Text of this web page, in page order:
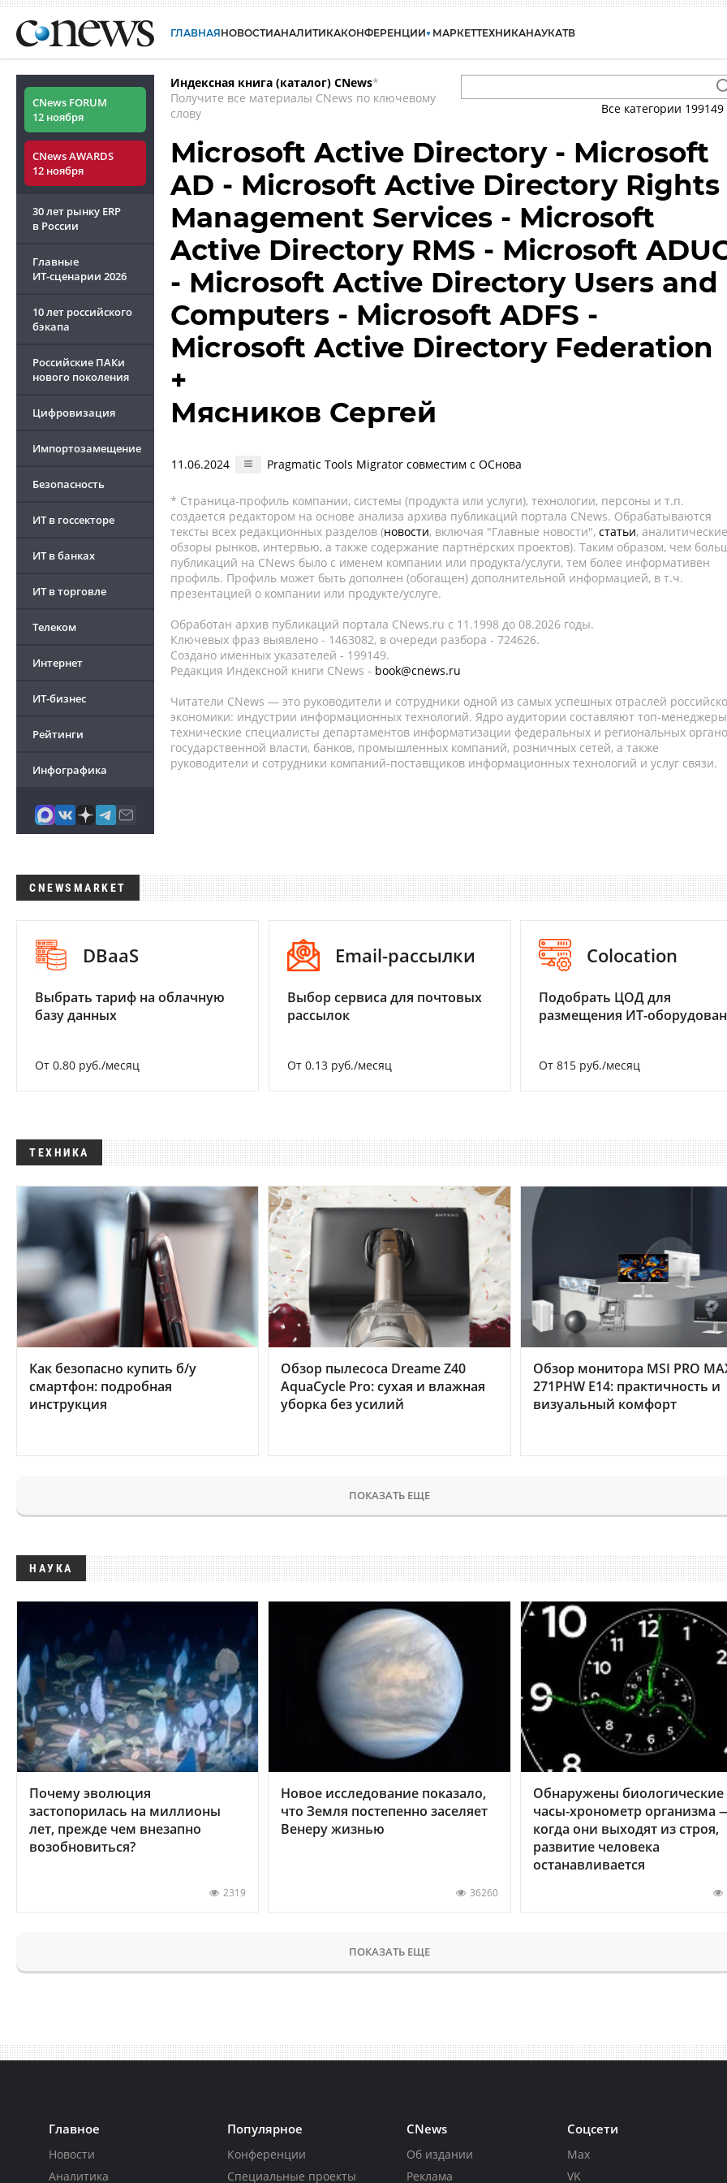
ГЛАВНАЯНОВОСТИАНАЛИТИКАКОНФЕРЕНЦИИ МАРКЕТТЕХНИКАНАУКАТВ
CNews FORUM
12 ноября
CNews AWARDS
12 ноября
30 лет рынку ERP
в России
Главные
ИТ-сценарии 2026
10 лет российского
бэкапа
Российские ПАКи
нового поколения
Цифровизация
Импортозамещение
Безопасность
ИТ в госсекторе
ИТ в банках
ИТ в торговле
Телеком
Интернет
ИТ-бизнес
Рейтинги
Инфографика
Индексная книга (каталог) CNews*
Получите все материалы CNews по ключевому
слову
Все категории 199149
Microsoft Active Directory - Microsoft
AD - Microsoft Active Directory Rights
Management Services - Microsoft
Active Directory RMS - Microsoft
- Microsoft Active Directory Users and
Computers - Microsoft ADFS -
Microsoft Active Directory Federation
+
Мясников Сергей
11.06.2024 Pragmatic Tools Migrator совместим с ОСнова
* Страница-профиль компании, системы (продукта или услуги), технологии, персоны и т.п.
создается редактором на основе анализа архива публикаций портала CNews. Обрабатываются
тексты всех редакционных разделов (новости, включая "Главные новости", статьи, аналитические
обзоры рынков, интервью, а также содержание партнёрских проектов). Таким образом, чем
публикаций на CNews было с именем компании или продукта/услуги, тем более информативен
профиль. Профиль может быть дополнен (обогащен) дополнительной информацией, в т.ч.
презентацией о компании или продукте/услуге.
Обработан архив публикаций портала CNews.ru c 11.1998 до 08.2026 годы.
Ключевых фраз выявлено - 1463082, в очереди разбора - 724626.
Создано именных указателей - 199149.
Редакция Индексной книги CNews - book@cnews.ru
Читатели CNews — это руководители и сотрудники одной из самых успешных отраслей
экономики: индустрии информационных технологий. Ядро аудитории составляют топ-
технические специалисты департаментов информатизации федеральных и региональных
государственной власти, банков, промышленных компаний, розничных сетей, а также
руководители и сотрудники компаний-поставщиков информационных технологий и услуг связи.
CNEWSMARKET
DBaaS
Выбрать тариф на облачную
базу данных
От 0.80 руб./месяц
Email-рассылки
Выбор сервиса для почтовых
рассылок
От 0.13 руб./месяц
Colocation
Подобрать ЦОД для
размещения ИТ-
От 815 руб./месяц
ТЕХНИКА
Как безопасно купить б/у
смартфон: подробная
инструкция
Обзор пылесоса Dreame Z40
AquaCycle Pro: сухая и влажная
уборка без усилий
Обзор монитора MSI PRO
271PHW E14: практичность и
визуальный комфорт
ПОКАЗАТЬ ЕЩЕ
НАУКА
Почему эволюция
застопорилась на миллионы
лет, прежде чем внезапно
возобновиться?
2319
Новое исследование показало,
что Земля постепенно заселяет
Венеру жизнью
36260
Обнаружены биологические
часы-хронометр организма
когда они выходят из строя,
развитие человека
останавливается
ПОКАЗАТЬ ЕЩЕ
Главное
Новости
Аналитика
Популярное
Конференции
Специальные проекты
CNews
Об издании
Реклама
Соцсети
Max
VK